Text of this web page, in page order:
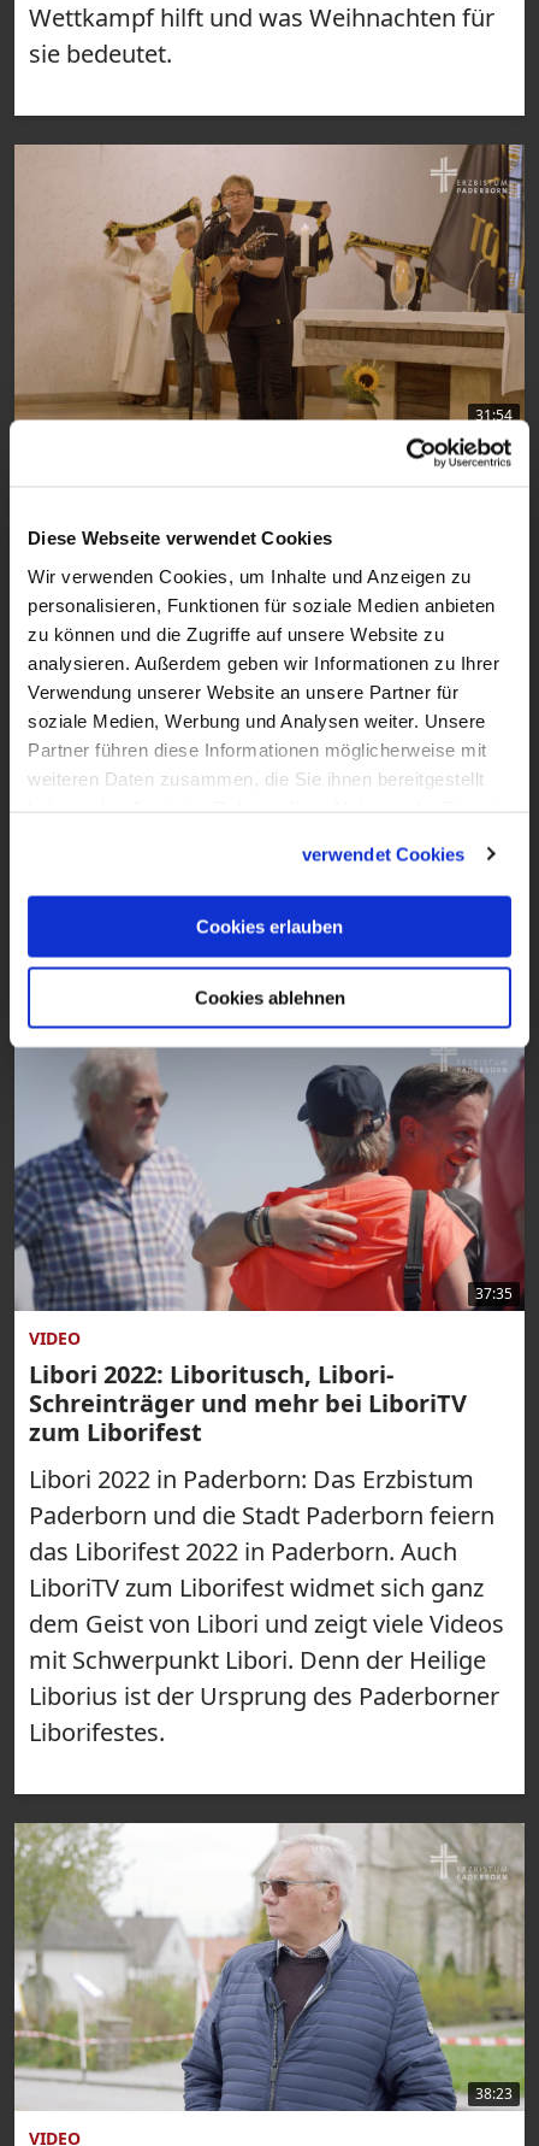
Diese Webseite verwendet Cookies
Wir verwenden Cookies, um Inhalte und Anzeigen zu
personalisieren, Funktionen für soziale Medien anbieten
zu können und die Zugriffe auf unsere Website zu
analysieren. Außerdem geben wir Informationen zu Ihrer
Verwendung unserer Website an unsere Partner für
soziale Medien, Werbung und Analysen weiter. Unsere
Partner führen diese Informationen möglicherweise mit
weiteren Daten zusammen, die Sie ihnen bereitgestellt
verwendet Cookies
Cookies erlauben
Cookies ablehnen
Wettkampf hilft und was Weihnachten für
sie bedeutet.
31:54
Erzbistum Paderborn
Kirche mal anders, das ist das Motto dieser
Folge von LiboriTV. Wir haben uns im
Erzbistum Paderborn umgeschaut nach
kreativen, innovativen Projekten und
Ideen, wie Kirche gelingen und Glaube
gelebt werden kann. Denn Katholische
Kirche ist nicht immer nur der
mehr als das. Was Kirche alles sein kann,
zeigen wir hier bei LiboriTV aus dem
Erzbistum Paderborn.
37:35
VIDEO
Libori 2022: Liboritusch, Libori-
Schreinträger und mehr bei LiboriTV
zum Liborifest
Libori 2022 in Paderborn: Das Erzbistum
Paderborn und die Stadt Paderborn feiern
das Liborifest 2022 in Paderborn. Auch
LiboriTV zum Liborifest widmet sich ganz
dem Geist von Libori und zeigt viele Videos
mit Schwerpunkt Libori. Denn der Heilige
Liborius ist der Ursprung des Paderborner
Liborifestes.
38:23
VIDEO